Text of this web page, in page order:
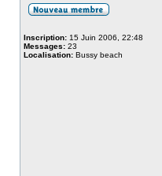
Inscription: 15 Juin 2006, 22:48
Messages: 23
Localisation: Bussy beach